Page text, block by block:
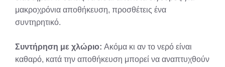
μακροχρόνια αποθήκευση, προσθέτεις ένα
συντηρητικό.
Συντήρηση με χλώριο: Ακόμα κι αν το νερό είναι
καθαρό, κατά την αποθήκευση μπορεί να αναπτυχθούν